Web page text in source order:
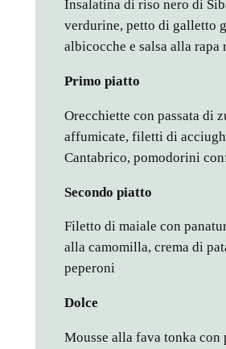
Insalatina di riso nero di
verdurine, petto di galletto
albicocche e salsa alla rapa
Primo piatto
Orecchiette con passata di
affumicate, filetti di
Cantabrico, pomodorini
Secondo piatto
Filetto di maiale con
alla camomilla, crema di
peperoni
Dolce
Mousse alla fava tonka con